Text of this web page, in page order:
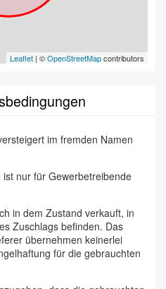
Leaflet | ©OpenStreetMapcontributors
im fremden Namen
nur für Gewerbetreibende
in dem Zustand verkauft, in
Zuschlags befinden. Das
übernehmen keinerlei
für die gebrauchten